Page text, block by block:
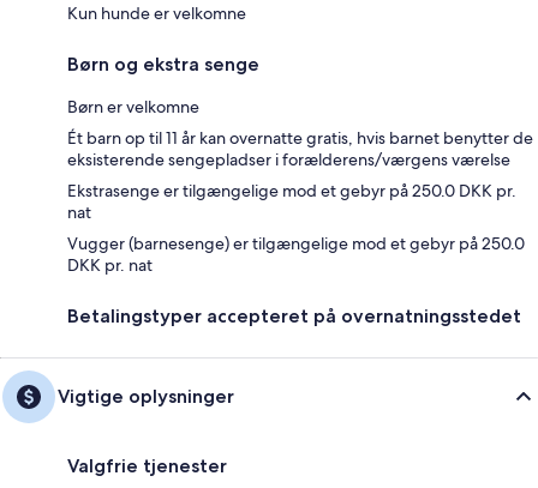
Kun hunde er velkomne
Børn og ekstra senge
Børn er velkomne
Ét barn op til 11 år kan overnatte gratis, hvis barnet benytter de
eksisterende sengepladser i forælderens/værgens værelse
Ekstrasenge er tilgængelige mod et gebyr på 250.0 DKK pr.
nat
Vugger (barnesenge) er tilgængelige mod et gebyr på 250.0
DKK pr. nat
Betalingstyper accepteret på overnatningsstedet
Vigtige oplysninger
Valgfrie tjenester